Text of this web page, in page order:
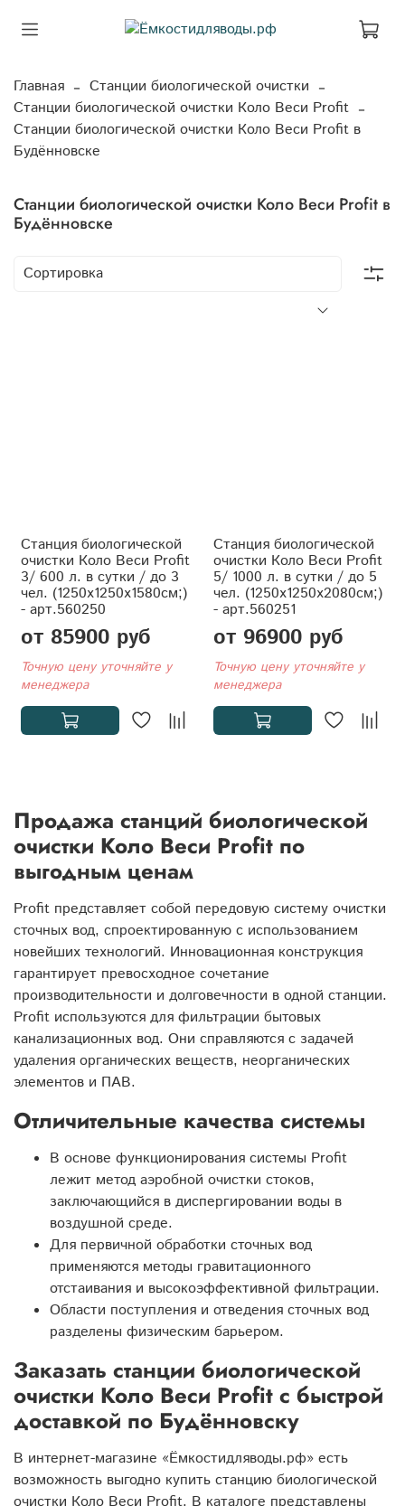
Главная
Станции биологической очистки
Станции биологической очистки Коло Веси Profit
Станции биологической очистки Коло Веси Profit в
Будённовске
Станции биологической очистки Коло Веси Profit в
Будённовске
Станция биологической
очистки Коло Веси Profit
3/ 600 л. в сутки / до 3
чел. (1250x1250x1580см;)
- арт.560250
от 85900 руб
Точную цену уточняйте у
менеджера
Станция биологической
очистки Коло Веси Profit
5/ 1000 л. в сутки / до 5
чел. (1250x1250x2080см;)
- арт.560251
от 96900 руб
Точную цену уточняйте у
менеджера
Продажа станций биологической
очистки Коло Веси Profit по
выгодным ценам
Profit представляет собой передовую систему очистки
сточных вод, спроектированную с использованием
новейших технологий. Инновационная конструкция
гарантирует превосходное сочетание
производительности и долговечности в одной станции.
Profit используются для фильтрации бытовых
канализационных вод. Они справляются с задачей
удаления органических веществ, неорганических
элементов и ПАВ.
Отличительные качества системы
В основе функционирования системы Profit
лежит метод аэробной очистки стоков,
заключающийся в диспергировании воды в
воздушной среде.
Для первичной обработки сточных вод
применяются методы гравитационного
отстаивания и высокоэффективной фильтрации.
Области поступления и отведения сточных вод
разделены физическим барьером.
Заказать станции биологической
очистки Коло Веси Profit с быстрой
доставкой по Будённовску
В интернет-магазине «Ёмкостидляводы.рф» есть
возможность выгодно купить станцию биологической